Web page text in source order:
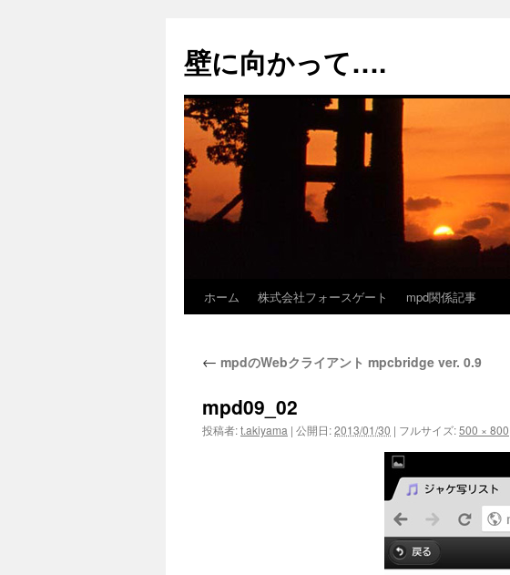
テ
ン
へ
ス
キ
ッ
プ
壁に向かって….
ホーム 株式会社フォースゲート mpd関係記事
← mpdのWebクライアント mpcbridge ver. 0.9
mpd09_02
投稿者:t.akiyama | 公開日:2013/01/30 | フルサイズ:500 × 800